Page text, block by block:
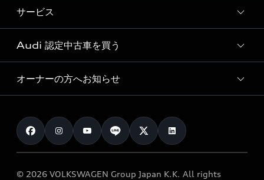
デジタルサービス
見積り依頼
試乗予約
特別仕様モデル / 限定モデル
e-tronラインアップ
価格シミュレーション
車両比較
カタログ一覧
純正アクセサリー
オンラインショップ
Audi collection
アウディナビアプリ
サービス
サービス入庫予約
サービスプログラム
メンテナンス
車検 / 定期点検
e-tronアフターサポート
Audi 認定中古車を買う
Audi認定中古車
クオリティ
保証
メンテナンス
オーナーの方へお知らせ
お知らせ
オーナー様向けキャンペーン
© 2026 VOLKSWAGEN Group Japan K.K. All rights